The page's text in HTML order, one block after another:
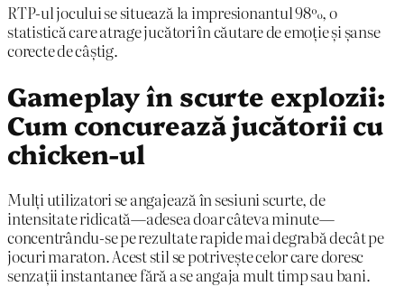
RTP-ul jocului se situează la impresionantul 98%, o
statistică care atrage jucători în căutare de emoție și șanse
corecte de câștig.
Gameplay în scurte explozii:
Cum concurează jucătorii cu
chicken-ul
Mulți utilizatori se angajează în sesiuni scurte, de
intensitate ridicată—adesea doar câteva minute—
concentrându-se pe rezultate rapide mai degrabă decât pe
jocuri maraton. Acest stil se potrivește celor care doresc
senzații instantanee fără a se angaja mult timp sau bani.